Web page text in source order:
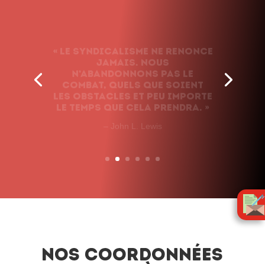
jamais. Nous
n’abandonnons pas le
combat, quels que soient
les obstacles et peu importe
le temps que cela prendra. »
Nos coordonnées